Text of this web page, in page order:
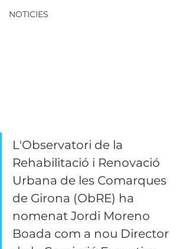
NOTICIES
L'Observatori de la
Rehabilitació i Renovació
Urbana de les Comarques
de Girona (ObRE) ha
nomenat Jordi Moreno
Boada com a nou Director